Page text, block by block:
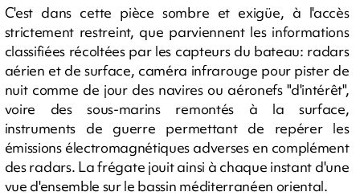
C'est dans cette pièce sombre et exigüe, à l'accès
strictement restreint, que parviennent les informations
classifiées récoltées par les capteurs du bateau: radars
aérien et de surface, caméra infrarouge pour pister de
nuit comme de jour des navires ou aéronefs "d'intérêt",
voire des sous-marins remontés à la surface,
instruments de guerre permettant de repérer les
émissions électromagnétiques adverses en complément
des radars. La frégate jouit ainsi à chaque instant d'une
vue d'ensemble sur le bassin méditerranéen oriental.